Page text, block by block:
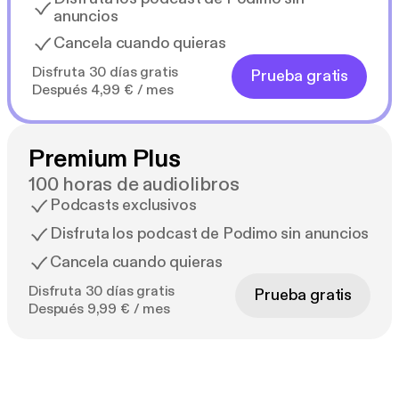
anuncios
Cancela cuando quieras
Disfruta 30 días gratis
Después 4,99 € / mes
Prueba gratis
Premium Plus
100 horas de audiolibros
Podcasts exclusivos
Disfruta los podcast de Podimo sin anuncios
Cancela cuando quieras
Disfruta 30 días gratis
Después 9,99 € / mes
Prueba gratis